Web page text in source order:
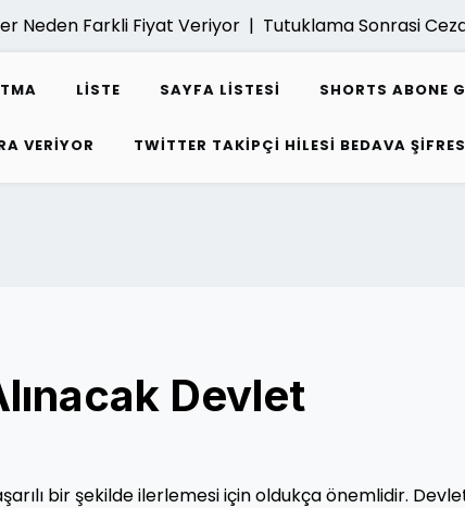
Farkli Fiyat Veriyor |Tutuklama Sonrasi Ceza
LISTE SAYFA LISTESI SHORTS ABONE
VERIYOR TWITTER TAKIPÇI HILESI BEDAVA
Devlet
bir şekilde ilerlemesi için oldukça önemlidir.